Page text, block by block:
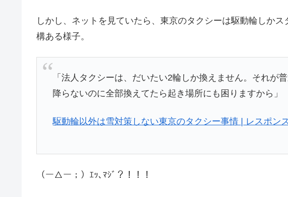
しかし、ネットを見ていたら、東京のタクシーは駆動輪しか
構ある様子。
「法人タクシーは、だいたい2輪しか換えません。それが
降らないのに全部換えてたら起き場所にも困りますから」
駆動輪以外は雪対策しない東京のタクシー事情 | レスポン
（ー△ー；）ｴｯ､ﾏｼﾞ？！！！